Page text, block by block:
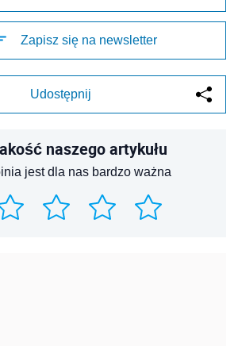
Zapisz się na newsletter
Udostępnij
naszego artykułu
jest dla nas bardzo ważna